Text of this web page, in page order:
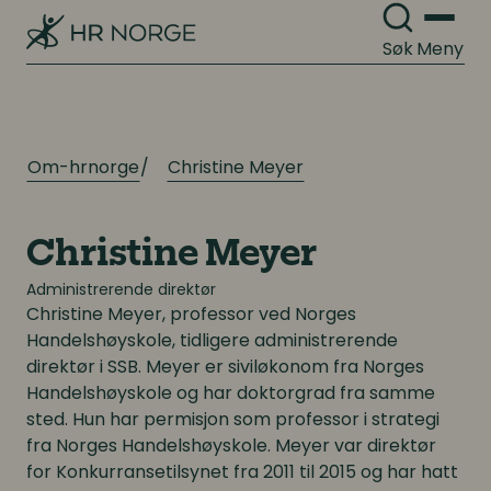
SøkMeny
Digitalisering
Digitale løsninger i virksomheten
Digitalisering
Digitale løsninger i virksomheten
Om-hrnorge Christine Meyer
Christine Meyer
Administrerende direktør
Christine Meyer, professor ved Norges
Handelshøyskole, tidligere administrerende
direktør i SSB. Meyer er siviløkonom fra Norges
Handelshøyskole og har doktorgrad fra samme
sted. Hun har permisjon som professor i strategi
fra Norges Handelshøyskole. Meyer var direktør
for Konkurransetilsynet fra 2011 til 2015 og har hatt